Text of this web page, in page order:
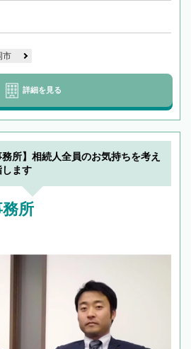
市
詳細を見る
務所】相続人全員のお気持ちを考え
ます
所